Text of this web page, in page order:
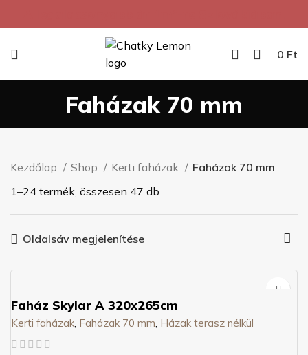
0 Ft
Faházak 70 mm
Kezdőlap Shop Kerti faházak
Faházak 70 mm
1–24 termék, összesen 47 db
Oldalsáv megjelenítése
Faház Skylar A 320x265cm
Kerti faházak Faházak 70 mm Házak terasz nélkül